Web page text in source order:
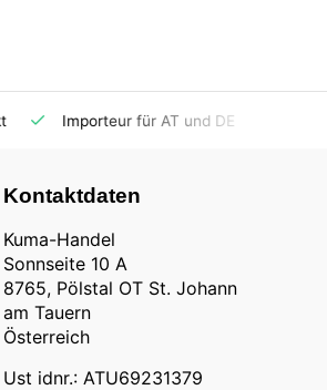
Fahrzeuge auf Lager
Kontaktdaten
Kuma-Handel
Sonnseite 10 A
8765, Pölstal OT St. Johann
am Tauern
Österreich
Ust idnr.: ATU69231379